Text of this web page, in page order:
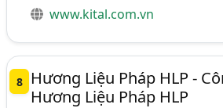
www.kital.com.vn
8
Hương Liệu Pháp HLP -
Hương Liệu Pháp HLP